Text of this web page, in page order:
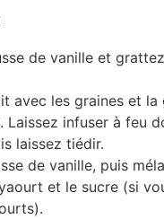
de vanille et
avec les graines et la
Laissez infuser à feu
laissez tiédir.
de vanille, puis
et le sucre (si